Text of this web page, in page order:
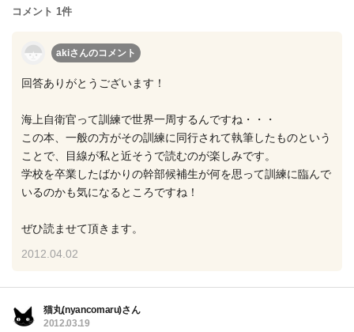
コメント 1件
akiさんのコメント
回答ありがとうございます！
海上自衛官って訓練で世界一周するんですね・・・
この本、一般の方がその訓練に同行されて執筆したものという
ことで、目線が私と近そうで読むのが楽しみです。
学校を卒業したばかりの幹部候補生が何を思って訓練に臨んで
いるのかも気になるところですね！
ぜひ読ませて頂きます。
2012.04.02
猫丸(nyancomaru)さん
2012.03.19